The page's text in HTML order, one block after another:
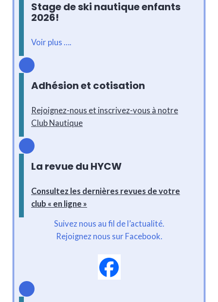
Stage de ski nautique enfants
2026!
Voir plus ….
Adhésion et cotisation
Rejoignez-nous et inscrivez-vous à notre
Club Nautique
La revue du HYCW
Consultez les dernières revues de votre
club « en ligne »
Suivez nous au fil de l’actualité.
Rejoignez nous sur Facebook.